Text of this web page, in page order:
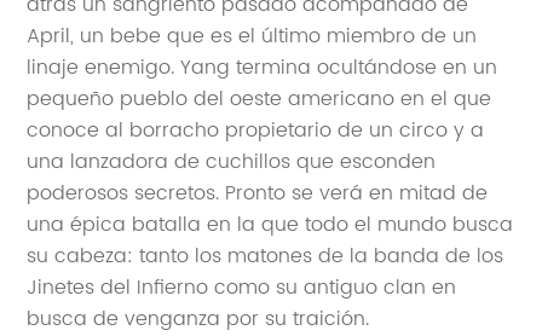
April, un bebe que es el último miembro de un
linaje enemigo. Yang termina ocultándose en un
pequeño pueblo del oeste americano en el que
conoce al borracho propietario de un circo y a
una lanzadora de cuchillos que esconden
poderosos secretos. Pronto se verá en mitad de
una épica batalla en la que todo el mundo busca
su cabeza: tanto los matones de la banda de los
Jinetes del Infierno como su antiguo clan en
busca de venganza por su traición.